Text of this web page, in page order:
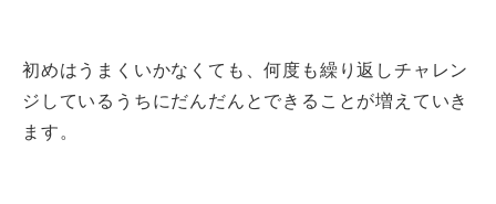
初めはうまくいかなくても、何度も繰り返しチャレン
ジしているうちにだんだんとできることが増えていき
ます。